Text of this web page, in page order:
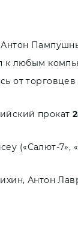
к любым
от
прокат
(«Салют-7»,
Антон